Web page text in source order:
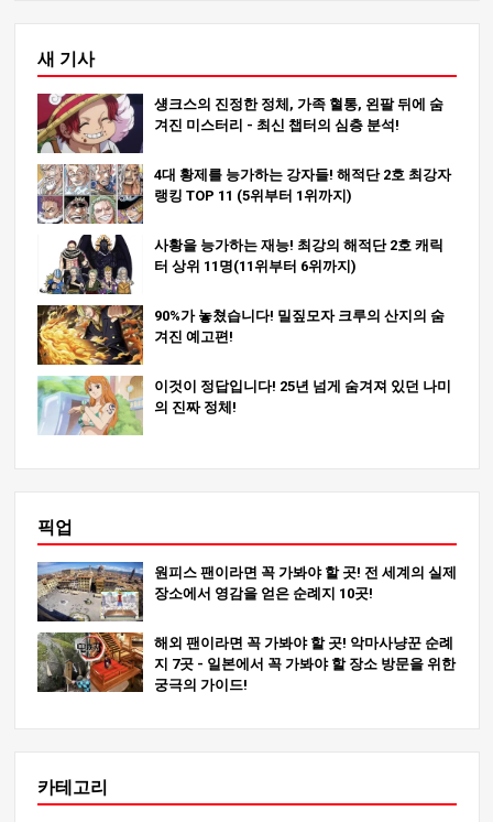
새 기사
섕크스의 진정한 정체, 가족 혈통, 왼팔 뒤에 숨
겨진 미스터리 - 최신 챕터의 심층 분석!
4대 황제를 능가하는 강자들! 해적단 2호 최강자
랭킹 TOP 11 (5위부터 1위까지)
사황을 능가하는 재능! 최강의 해적단 2호 캐릭
터 상위 11명(11위부터 6위까지)
90%가 놓쳤습니다! 밀짚모자 크루의 산지의 숨
겨진 예고편!
이것이 정답입니다! 25년 넘게 숨겨져 있던 나미
의 진짜 정체!
픽업
원피스 팬이라면 꼭 가봐야 할 곳! 전 세계의 실제
장소에서 영감을 얻은 순례지 10곳!
해외 팬이라면 꼭 가봐야 할 곳! 악마사냥꾼 순례
지 7곳 - 일본에서 꼭 가봐야 할 장소 방문을 위한
궁극의 가이드!
카테고리